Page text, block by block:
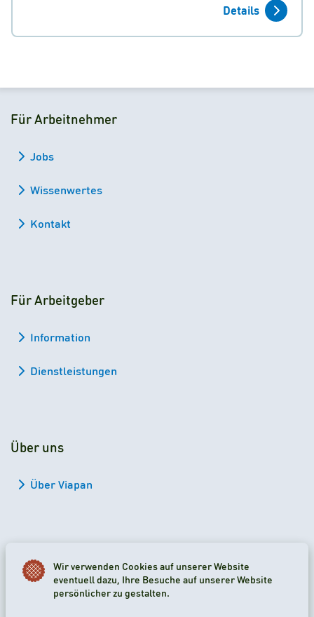
Details
Für Arbeitnehmer
Jobs
Wissenwertes
Kontakt
Für Arbeitgeber
Information
Dienstleistungen
Über uns
Über Viapan
2026 Viapan Dologidő Kft. © Alle Rechte vorbehalten.
Wir verwenden Cookies auf unserer Website
eventuell dazu, Ihre Besuche auf unserer Website
persönlicher zu gestalten.